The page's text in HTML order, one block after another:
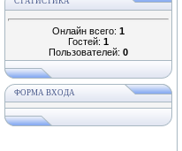
Онлайн всего: 1
Гостей: 1
Пользователей: 0
ФОРМА ВХОДА